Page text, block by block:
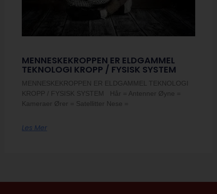
MENNESKEKROPPEN ER ELDGAMMEL
TEKNOLOGI KROPP / FYSISK SYSTEM
MENNESKEKROPPEN ER ELDGAMMEL TEKNOLOGI
KROPP / FYSISK SYSTEM Hår = Antenner Øyne =
Kameraer Ører = Satellitter Nese =
Les Mer